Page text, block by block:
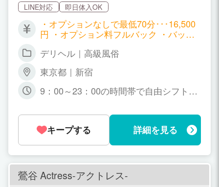
LINE対応 即日体入OK
・オプションなしで最低70分･･･16,500
円 ・オプション料フルバック ・バック
56,500円 ・日給100,000円以上も実在 ※
マ）を営業コンセプトとした集客力ある
風俗店として、デリヘル業界では最高水
準の給与・待遇を設定しています。
デリヘル｜高級風俗
東京都｜新宿
9：00～23：00の時間帯で自由シフト制
スタイルに合わせてください。
キープする 詳細を見る
鶯谷 Actress-アクトレス-